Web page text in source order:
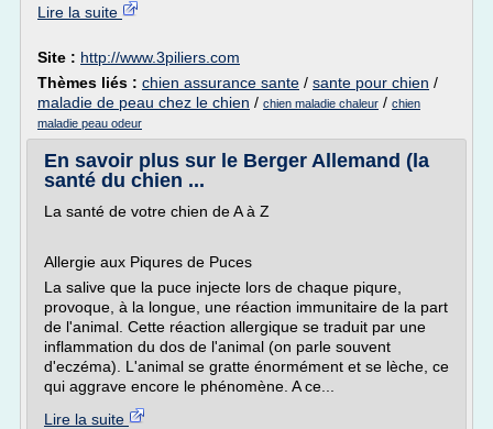
Lire la suite
Site : http://www.3piliers.com
Thèmes liés : chien assurance sante / sante pour chien /
maladie de peau chez le chien / chien maladie chaleur / chien
maladie peau odeur
En savoir plus sur le Berger Allemand (la
santé du chien ...
La santé de votre chien de A à Z
Allergie aux Piqures de Puces
La salive que la puce injecte lors de chaque piqure,
provoque, à la longue, une réaction immunitaire de la part
de l'animal. Cette réaction allergique se traduit par une
inflammation du dos de l'animal (on parle souvent
d'eczéma). L'animal se gratte énormément et se lèche, ce
qui aggrave encore le phénomène. A ce...
Lire la suite